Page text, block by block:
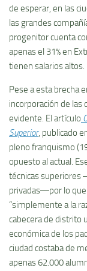
de esperar, en las
las grandes
progenitor cuenta
apenas el 31% en
tienen salarios altos.
Pese a esta brecha
incorporación de las
evidente. El artículo
Superior, publicado
pleno franquismo
opuesto al actual.
técnicas superiores
privadas―por lo que
“simplemente a la
cabecera de distrito
económica de los
ciudad costaba de
apenas 62.000